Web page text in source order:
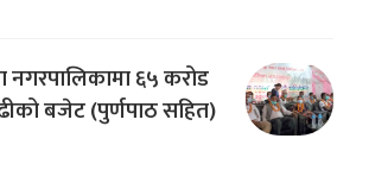
नगरपालिकामा ६५ करोड
बजेट (पुर्णपाठ सहित)